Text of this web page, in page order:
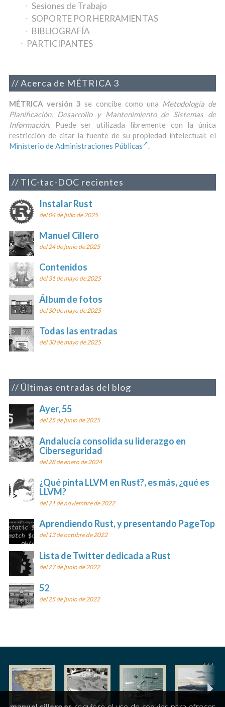
Sesiones de Trabajo
SOPORTE POR HERRAMIENTAS
BIBLIOGRAFÍA
PARTICIPANTES
Acerca de MÉTRICA 3
MÉTRICA versión 3 se concibe como una Metodología de
Planificación, Desarrollo y Mantenimiento de Sistemas de
Información. Puede ser utilizada libremente con la única
restricción de citar la fuente de su propiedad intelectual: el
Ministerio de Administraciones Públicas
.
TIC-tac-DOC recientes
Instalar Rust
del 04 de julio de 2025
Manuel Cillero
del 24 de junio de 2025
Contenidos
del 31 de mayo de 2025
Álbum de fotos
del 30 de mayo de 2025
Todas las entradas
del 30 de mayo de 2025
Últimas entradas del blog
Ayer, 55
del 25 de junio de 2025
Andalucía consolida su liderazgo en
Ciberseguridad
del 28 de enero de 2024
¿Qué pinta LLVM en Rust?, es más, ¿qué es
LLVM?
del 21 de noviembre de 2022
Aprendiendo Rust, y presentando PageTop
del 13 de octubre de 2022
Lista de Twitter dedicada a Rust
del 27 de junio de 2022
52
del 25 de junio de 2022